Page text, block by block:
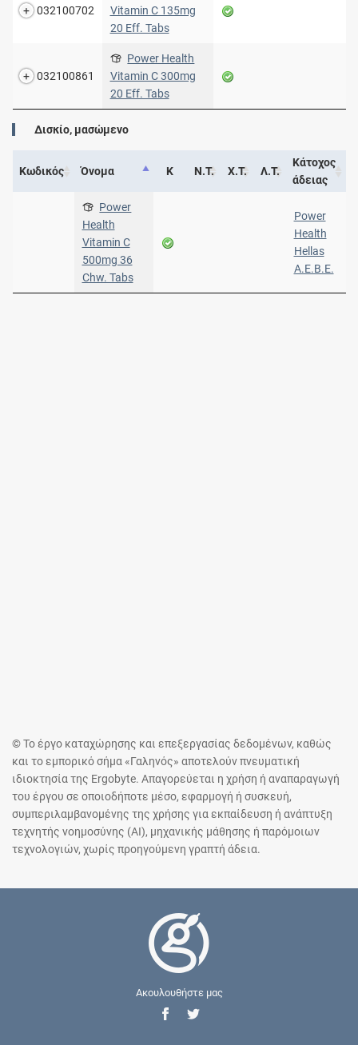
032100702
Vitamin C 135mg
20 Eff. Tabs
032100861
Power Health
Vitamin C 300mg
20 Eff. Tabs
Δισκίο, μασώμενο
Κωδικός Όνομα Κ Ν.Τ. Χ.Τ. Λ.Τ.
Κάτοχος
άδειας
Power
Health
Vitamin C
500mg 36
Chw. Tabs
Power
Health
Hellas
Α.Ε.Β.Ε.
© Το έργο καταχώρησης και επεξεργασίας δεδομένων, καθώς
και το εμπορικό σήμα «Γαληνός» αποτελούν πνευματική
ιδιοκτησία της Ergobyte. Απαγορεύεται η χρήση ή αναπαραγωγή
του έργου σε οποιοδήποτε μέσο, εφαρμογή ή συσκευή,
συμπεριλαμβανομένης της χρήσης για εκπαίδευση ή ανάπτυξη
τεχνητής νοημοσύνης (AI), μηχανικής μάθησης ή παρόμοιων
τεχνολογιών, χωρίς προηγούμενη γραπτή άδεια.
Ακουλουθήστε μας